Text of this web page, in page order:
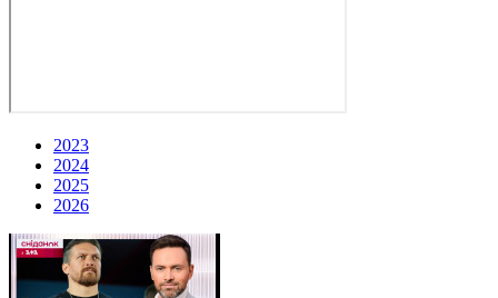
2023
2024
2025
2026